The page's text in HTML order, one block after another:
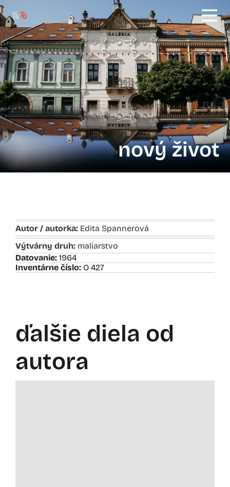
nový život
Autor / autorka: Edita Spannerová
Výtvárny druh: maliarstvo
Datovanie: 1964
Inventárne číslo: O 427
ďalšie diela od
autora